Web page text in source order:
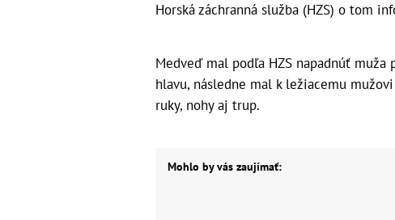
Horská záchranná služba (HZS) o tom
Medveď mal podľa HZS napadnúť
hlavu, následne mal k ležiacemu
ruky, nohy aj trup.
Mohlo by vás zaujímať: